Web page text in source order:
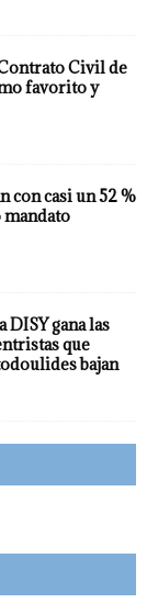
Civil de
favorito y
con casi un 52 %
DISY gana las
que
bajan